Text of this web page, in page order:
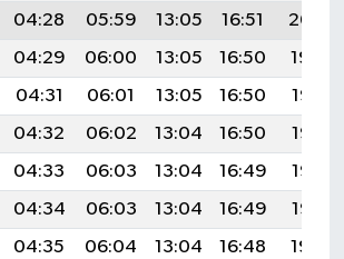
04:28 05:59 13:05 16:51
20:00
04:29 06:00 13:05 16:50
19:59
04:31 06:01 13:05 16:50
19:58
04:32 06:02 13:04 16:50
19:57
04:33 06:03 13:04 16:49
19:56
04:34 06:03 13:04 16:49
19:55
04:35 06:04 13:04 16:48
19:54